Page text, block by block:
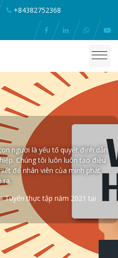
+84382752368
người là yếu tố quyết định dẫn
Chúng tôi luôn luôn tạo điều
để nhân viên của mình phát
ra.
Tuyển thực tập năm 2021 tại